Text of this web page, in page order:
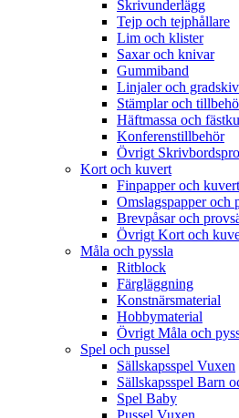
Skrivunderlägg
Tejp och tejphållare
Lim och klister
Saxar och knivar
Gummiband
Linjaler och
Stämplar och
Häftmassa och
Konferenstillbehör
Övrigt
Kort och kuvert
Finpapper och kuvert
Omslagspapper och
Brevpåsar och
Övrigt Kort och
Måla och pyssla
Ritblock
Färgläggning
Konstnärsmaterial
Hobbymaterial
Övrigt Måla och
Spel och pussel
Sällskapsspel Vuxen
Sällskapsspel Barn
Spel Baby
Pussel Vuxen